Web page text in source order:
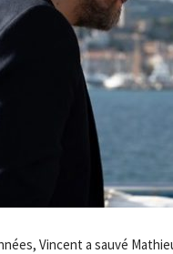
Vincent a sauvé